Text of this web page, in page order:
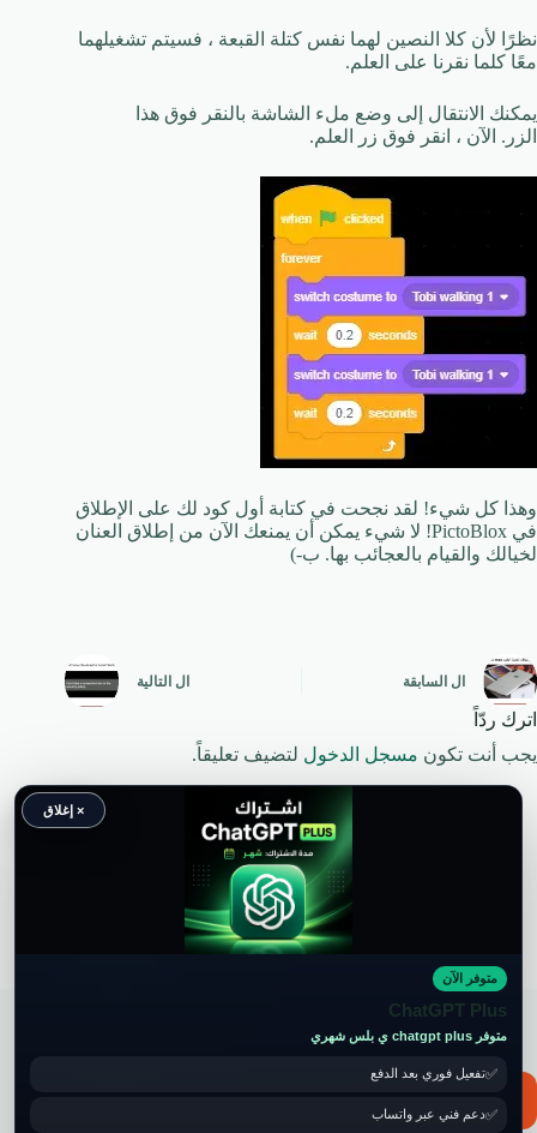
نظرًا لأن كلا النصين لهما نفس كتلة القبعة ، فسيتم تشغيلهما
معًا كلما نقرنا على العلم.
يمكنك الانتقال إلى وضع ملء الشاشة بالنقر فوق هذا
الزر. الآن ، انقر فوق زر العلم.
وهذا كل شيء! لقد نجحت في كتابة أول كود لك على الإطلاق
في PictoBlox! لا شيء يمكن أن يمنعك الآن من إطلاق العنان
لخيالك والقيام بالعجائب بها. ب-)
ال السابقة ال التالية
اترك ردّاً
يجب أنت تكون مسجل الدخول لتضيف تعليقاً.
حقوق النشر محفوظة لموقع ويكي موب
× إغلاق
متوفر الآن
ChatGPT Plus
متوفر chatgpt plus ي بلس شهري
تفعيل فوري بعد الدفع
دعم فني عبر واتساب